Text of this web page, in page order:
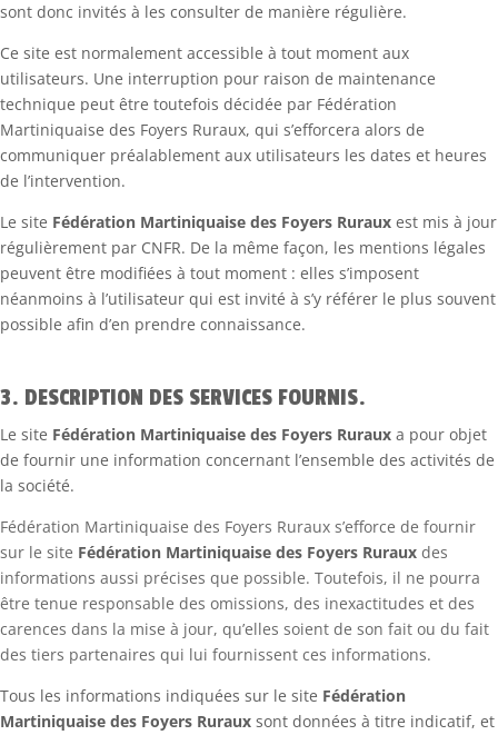
sont donc invités à les consulter de manière régulière.
Ce site est normalement accessible à tout moment aux
utilisateurs. Une interruption pour raison de maintenance
technique peut être toutefois décidée par Fédération
Martiniquaise des Foyers Ruraux, qui s’efforcera alors de
communiquer préalablement aux utilisateurs les dates et heures
de l’intervention.
Le site Fédération Martiniquaise des Foyers Ruraux est mis à jour
régulièrement par CNFR. De la même façon, les mentions légales
peuvent être modifiées à tout moment : elles s’imposent
néanmoins à l’utilisateur qui est invité à s’y référer le plus souvent
possible afin d’en prendre connaissance.
3. DESCRIPTION DES SERVICES FOURNIS.
Le site Fédération Martiniquaise des Foyers Ruraux a pour objet
de fournir une information concernant l’ensemble des activités de
la société.
Fédération Martiniquaise des Foyers Ruraux s’efforce de fournir
sur le site Fédération Martiniquaise des Foyers Ruraux des
informations aussi précises que possible. Toutefois, il ne pourra
être tenue responsable des omissions, des inexactitudes et des
carences dans la mise à jour, qu’elles soient de son fait ou du fait
des tiers partenaires qui lui fournissent ces informations.
Tous les informations indiquées sur le site Fédération
Martiniquaise des Foyers Ruraux sont données à titre indicatif, et